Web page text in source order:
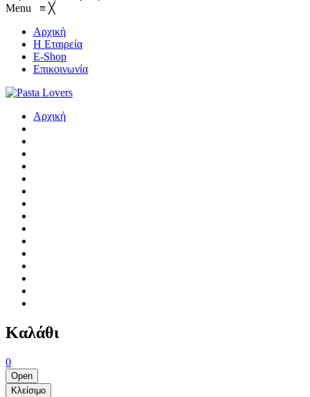
Menu ≡ ╳
Αρχική
Η Εταιρεία
E-Shop
Επικοινωνία
Αρχική
Καλάθι
0
Open
Κλείσιμο